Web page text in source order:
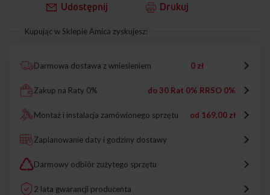
Udostępnij Drukuj
Kupując w Sklepie Amica zyskujesz:
Darmowa dostawa z wniesieniem 0 zł
Zakup na Raty 0% do 30 Rat 0% RRSO 0%
Montaż i instalacja zamówionego sprzętu od 169,00 zł
Zaplanowanie daty i godziny dostawy
Darmowy odbiór zużytego sprzętu
2 lata gwarancji producenta